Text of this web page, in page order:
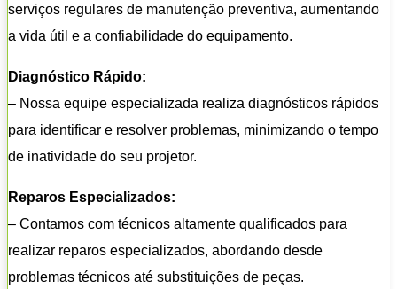
serviços regulares de manutenção preventiva, aumentando
a vida útil e a confiabilidade do equipamento.
Diagnóstico Rápido:
– Nossa equipe especializada realiza diagnósticos rápidos
para identificar e resolver problemas, minimizando o tempo
de inatividade do seu projetor.
Reparos Especializados:
– Contamos com técnicos altamente qualificados para
realizar reparos especializados, abordando desde
problemas técnicos até substituições de peças.